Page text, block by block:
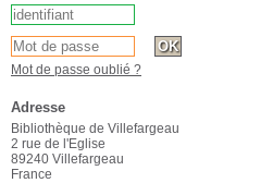
Mot de passe oublié ?
Adresse
Bibliothèque de Villefargeau
2 rue de l'Eglise
89240 Villefargeau
France